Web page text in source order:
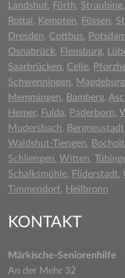
Landshut, Fürth, Straubing,
Rottal , Kempten, Füssen,
Dresden, Cottbus, Potsdam
Osnabrück, Flensburg,
Saarbrücken, Celle,
Schwenningen, Magdeburg
Memmingen, Bamberg,
Hemer, Fulda, Paderborn,
Mudersbach, Bergneustadt
Waldshut-Tiengen, Bocholt
Schliengen,Witten,
Schalksmühle, Fliderstadt,
Timmendorf, Heilbronn
KONTAKT
Märkische-Seniorenhilfe
An der Mehr 32